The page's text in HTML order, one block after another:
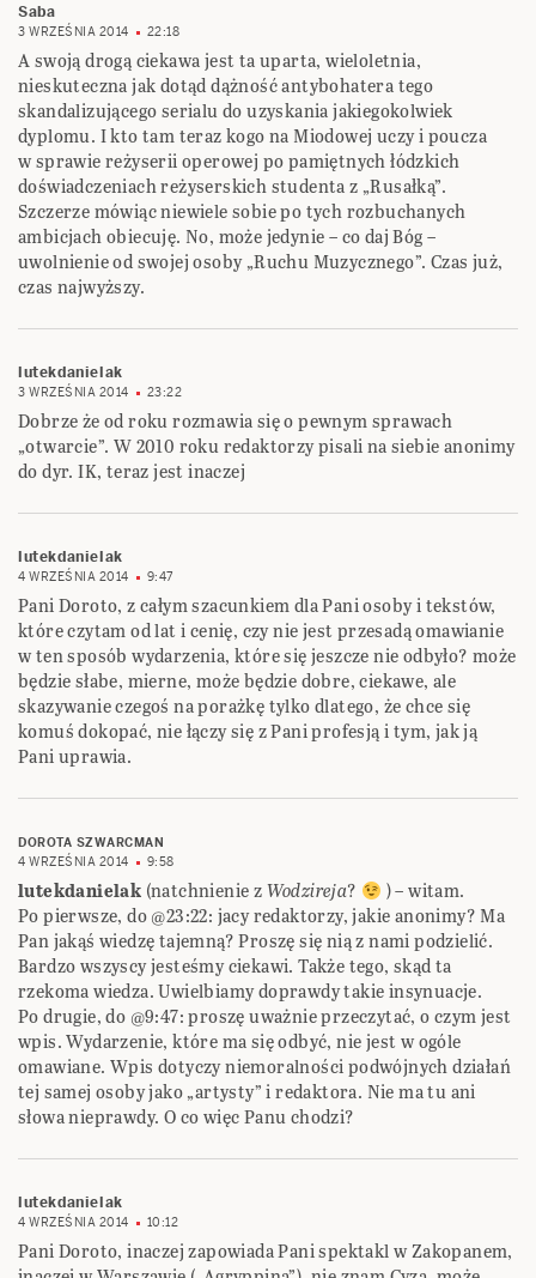
Saba
3 WRZEŚNIA 2014 22:18
A swoją drogą ciekawa jest ta uparta, wieloletnia,
nieskuteczna jak dotąd dążność antybohatera tego
skandalizującego serialu do uzyskania jakiegokolwiek
dyplomu. I kto tam teraz kogo na Miodowej uczy i poucza
w sprawie reżyserii operowej po pamiętnych łódzkich
doświadczeniach reżyserskich studenta z „Rusałką”.
Szczerze mówiąc niewiele sobie po tych rozbuchanych
ambicjach obiecuję. No, może jedynie – co daj Bóg –
uwolnienie od swojej osoby „Ruchu Muzycznego”. Czas już,
czas najwyższy.
lutekdanielak
3 WRZEŚNIA 2014 23:22
Dobrze że od roku rozmawia się o pewnym sprawach
„otwarcie”. W 2010 roku redaktorzy pisali na siebie anonimy
do dyr. IK, teraz jest inaczej
lutekdanielak
4 WRZEŚNIA 2014 9:47
Pani Doroto, z całym szacunkiem dla Pani osoby i tekstów,
które czytam od lat i cenię, czy nie jest przesadą omawianie
w ten sposób wydarzenia, które się jeszcze nie odbyło? może
będzie słabe, mierne, może będzie dobre, ciekawe, ale
skazywanie czegoś na porażkę tylko dlatego, że chce się
komuś dokopać, nie łączy się z Pani profesją i tym, jak ją
Pani uprawia.
DOROTA SZWARCMAN
4 WRZEŚNIA 2014
9:58
lutekdanielak (natchnienie zWodzireja?
) – witam.
Po pierwsze, do @23:22: jacy redaktorzy, jakie anonimy? Ma
Pan jakąś wiedzę tajemną? Proszę się nią z nami podzielić.
Bardzo wszyscy jesteśmy ciekawi. Także tego, skąd ta
rzekoma wiedza. Uwielbiamy doprawdy takie insynuacje.
Po drugie, do @9:47: proszę uważnie przeczytać, o czym jest
wpis. Wydarzenie, które ma się odbyć, nie jest w ogóle
omawiane. Wpis dotyczy niemoralności podwójnych działań
tej samej osoby jako „artysty” i redaktora. Nie ma tu ani
słowa nieprawdy. O co więc Panu chodzi?
lutekdanielak
4 WRZEŚNIA 2014 10:12
Pani Doroto, inaczej zapowiada Pani spektakl w Zakopanem,